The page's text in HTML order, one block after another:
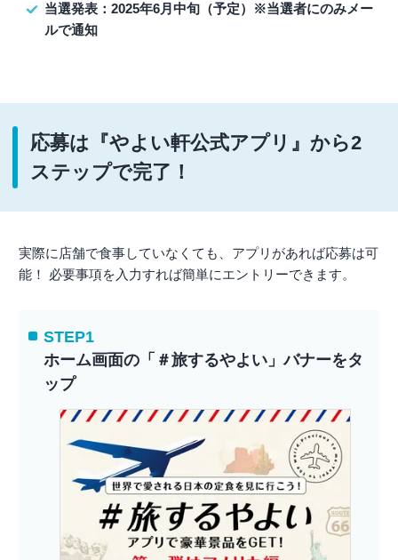
当選発表：2025年6月中旬（予定）※当選者にのみメー
ルで通知
応募は『やよい軒公式アプリ』から2
ステップで完了！
実際に店舗で食事していなくても、アプリがあれば応募は可
能！ 必要事項を入力すれば簡単にエントリーできます。
STEP1
ホーム画面の「＃旅するやよい」バナーをタ
ップ